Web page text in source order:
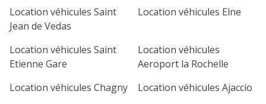
15 16 17
21
28 30
Location véhicules Saint
Jean de Vedas
Location véhicules Elne
Location véhicules Saint
Etienne Gare
Location véhicules
Aeroport la Rochelle
Location véhicules Chagny
Location véhicules Ajaccio